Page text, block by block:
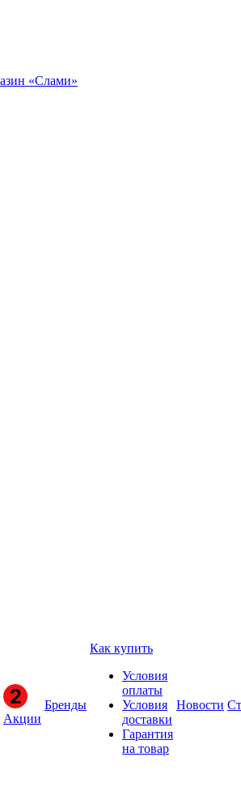
Акции
Бренды
Как купить
Условия
оплаты
Условия
доставки
Гарантия
на товар
Новости